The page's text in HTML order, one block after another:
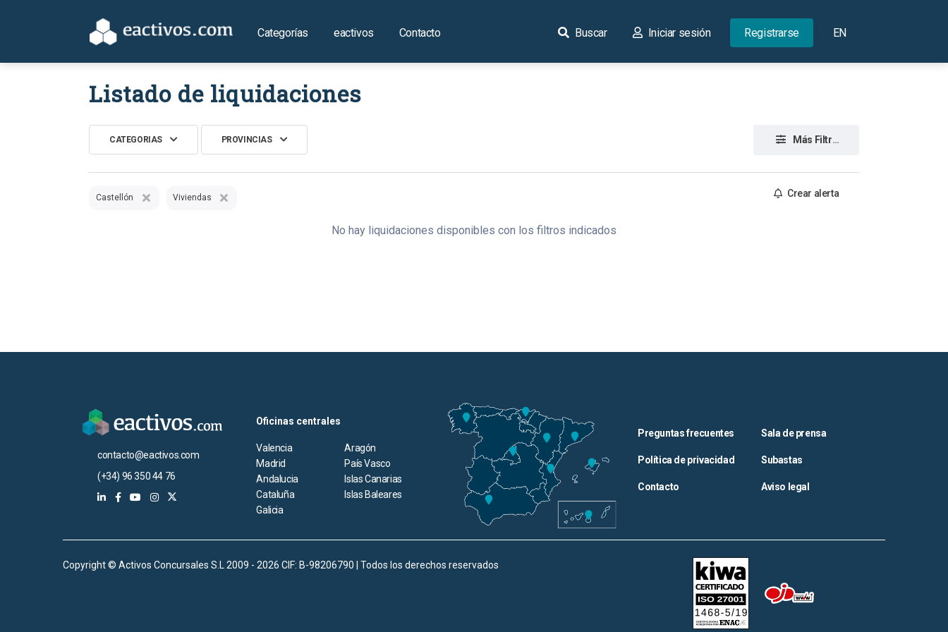
Categorías eactivos Contacto Buscar Iniciar sesión Registrarse EN
Listado de liquidaciones
CATEGORIAS PROVINCIAS Más Filtros
Castellón Viviendas Crear alerta
No hay liquidaciones disponibles con los filtros indicados
contacto@eactivos.com
(+34) 96 350 44 76
Oficinas centrales
Valencia
Aragón
Madrid
País Vasco
Andalucia
Islas Canarias
Cataluña
Islas Baleares
Galicia
Preguntas frecuentes Sala de prensa
Política de privacidad Subastas
Contacto Aviso legal
Copyright © Activos Concursales S.L 2009 - 2026 CIF: B-98206790 | Todos los derechos reservados